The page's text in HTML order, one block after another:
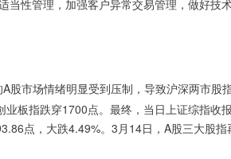
当性管理，加强客户异常交易管理，做好技
股市场情绪明显受到压制，导致沪深两市股
业板指跌穿1700点。最终，当日上证综指收
点，大跌4.49%。3月14日，A股三大股